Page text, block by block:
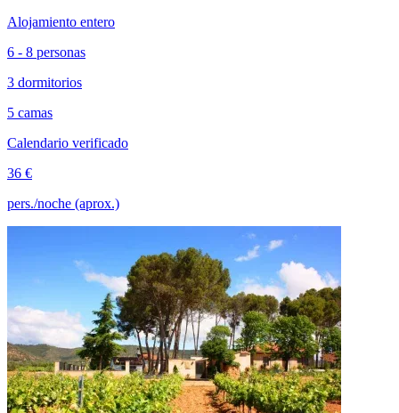
Alojamiento entero
6 - 8 personas
3 dormitorios
5 camas
Calendario verificado
36 €
pers./noche (aprox.)